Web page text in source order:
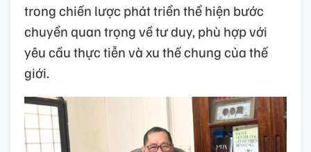
trong chiến lược phát triển thể hiện bước
chuyển quan trọng về tư duy, phù hợp với
yêu cầu thực tiễn và xu thế chung của thế
giới.